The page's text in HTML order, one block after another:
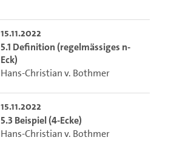
15.11.2022
5.1 Definition (regelmässiges n-
Eck)
Hans-Christian v. Bothmer
15.11.2022
5.3 Beispiel (4-Ecke)
Hans-Christian v. Bothmer